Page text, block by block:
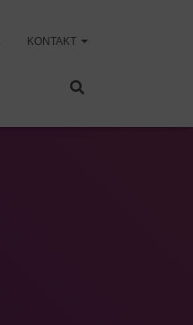
KONTAKT